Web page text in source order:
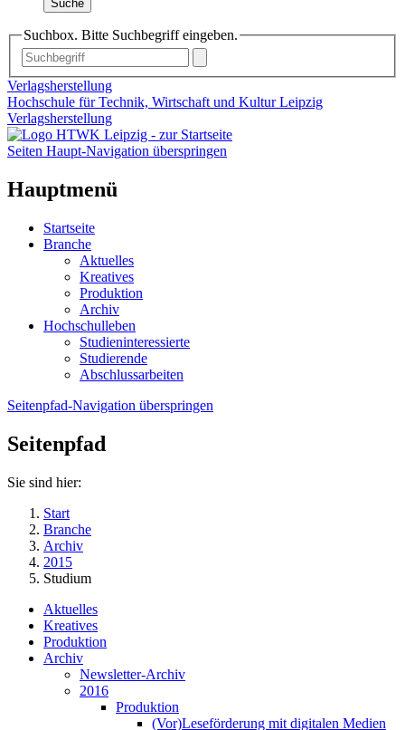
Suche
Suchbox. Bitte Suchbegriff eingeben.
Verlagsherstellung
Hochschule für Technik, Wirtschaft und Kultur Leipzig
Verlagsherstellung
Seiten Haupt-Navigation überspringen
Hauptmenü
Startseite
Branche
Aktuelles
Kreatives
Produktion
Archiv
Hochschulleben
Studieninteressierte
Studierende
Abschlussarbeiten
Seitenpfad-Navigation überspringen
Seitenpfad
Sie sind hier:
Start
Branche
Archiv
2015
Studium
Aktuelles
Kreatives
Produktion
Archiv
Newsletter-Archiv
2016
Produktion
(Vor)Leseförderung mit digitalen Medien